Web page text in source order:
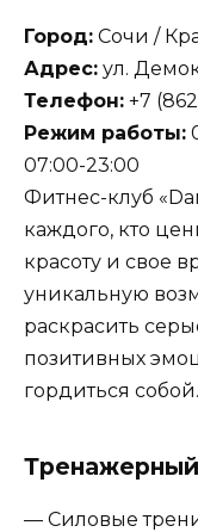
Город: Сочи /
Адрес: ул.
Телефон: +7
Режим работы:
07:00-23:00
Фитнес-клуб
каждого, кто
красоту и свое
уникальную
раскрасить
позитивных
гордиться собой.
— Силовые